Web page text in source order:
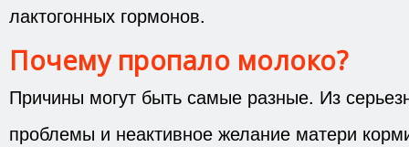
лактогонных гормонов.
Почему пропало молоко?
Причины могут быть самые разные. Из
проблемы и неактивное желание матери